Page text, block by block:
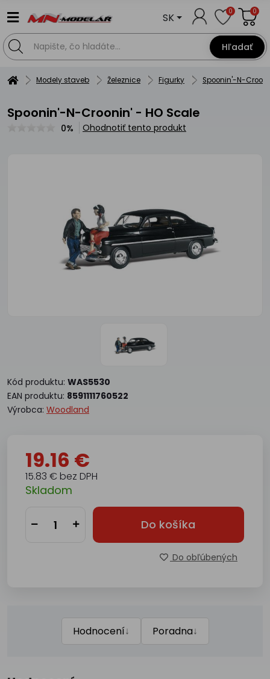
Hľadať
SK 0 0
Modely staveb Železnice Figurky Spoonin'-N-
Spoonin'-N-Croonin' - HO Scale
0% Ohodnotiť tento produkt
Kód produktu: WAS5530
EAN produktu: 8591111760522
Výrobca: Woodland
19.16 €
15.83 € bez DPH
Skladom
Do košíka
Do obľúbených
Hodnocení↓ Poradna↓